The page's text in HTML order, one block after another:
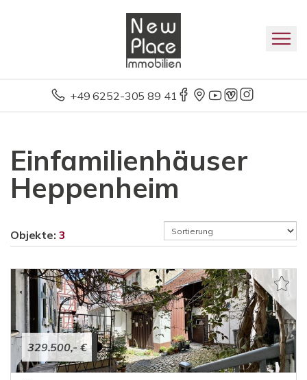
+49 6252-305 89 41
Einfamilienhäuser
Heppenheim
Objekte: 3
329.500,- €